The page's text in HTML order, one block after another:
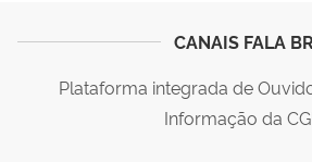
CANAIS FALA
Plataforma integrada de
Informação da